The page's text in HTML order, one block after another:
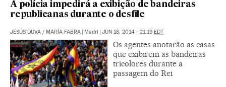
A polícia impedirá a exibição de bandeiras
republicanas durante o desfile
JESÚS DUVA / MARÍA FABRA | Madri | JUN 18, 2014 - 21:19 EDT
Os agentes anotarão as casas
que exibirem as bandeiras
tricolores durante a
passagem do Rei